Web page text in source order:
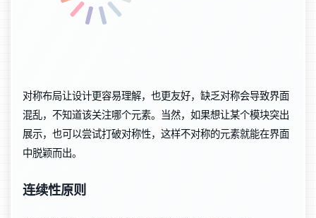
对称布局让设计更容易理解，也更友好，缺乏对称会导致界面
混乱，不知道该关注哪个元素。当然，如果想让某个模块突出
展示，也可以尝试打破对称性，这样不对称的元素就能在界面
中脱颖而出。
连续性原则